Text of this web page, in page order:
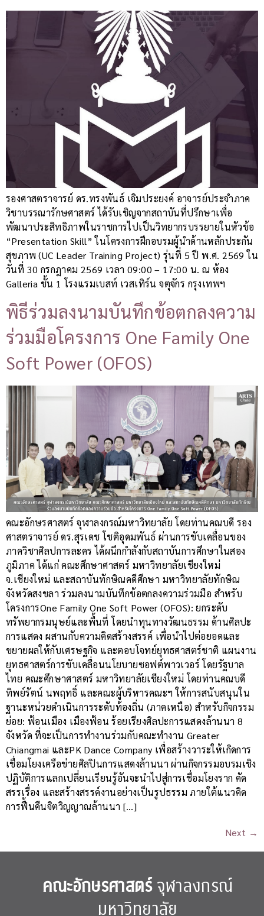
รองศาสตราจารย์ ดร.ทรงพันธ์ เจิมประยงค์ อาจารย์ประจำภาค
วิชาบรรณารักษศาสตร์ ได้รับเชิญจากสถาบันที่ปรึกษาเพื่อ
พัฒนาประสิทธิภาพในราชการไปเป็นวิทยากรบรรยายในหัวข้อ
“Presentation Skill” ในโครงการฝึกอบรมผู้นำด้านหลักประกัน
สุขภาพ (UC Leader Training Project) รุ่นที่ 5 ปี พ.ศ. 2569 ใน
วันที่ 30 กรกฎาคม 2569 เวลา 09:00 – 17:00 น. ณ ห้อง
Galleria ชั้น 1 โรงแรมเบสท์ เวสเทิร์น จตุจักร กรุงเทพฯ
พิธีร่วมลงนามบันทึกข้อตกลงความ
ร่วมมือโครงการ One Family One
Soft Power (OFOS)
คณะอักษรศาสตร์ จุฬาลงกรณ์มหาวิทยาลัย โดยท่านคณบดี รอง
ศาสตราจารย์ ดร.สุรเดช โชติอุดมพันธ์ ผ่านการขับเคลื่อนของ
ภาควิชาศิลปการละคร ได้ผนึกกำลังกับสถาบันการศึกษาในสอง
ภูมิภาค ได้แก่ คณะศึกษาศาสตร์ มหาวิทยาลัยเชียงใหม่
จ.เชียงใหม่ และสถาบันทักษิณคดีศึกษา มหาวิทยาลัยทักษิณ
จังหวัดสงขลา ร่วมลงนามบันทึกข้อตกลงความร่วมมือ สำหรับ
โครงการOne Family One Soft Power (OFOS): ยกระดับ
ทรัพยากรมนุษย์และพื้นที่ โดยนำทุนทางวัฒนธรรม ด้านศิลปะ
การแสดง ผสานกับความคิดสร้างสรรค์ เพื่อนำไปต่อยอดและ
ขยายผลให้กับเศรษฐกิจ และตอบโจทย์ยุทธศาสตร์ชาติ แผนงาน
ยุทธศาสตร์การขับเคลื่อนนโยบายซอฟต์พาวเวอร์ โดยรัฐบาล
ไทย คณะศึกษาศาสตร์ มหาวิทยาลัยเชียงใหม่ โดยท่านคณบดี
ทิพย์รัตน์ นพฤทธิ์ และคณะผู้บริหารคณะฯ ให้การสนับสนุนใน
ฐานะหน่วยดำเนินการระดับท้องถิ่น (ภาคเหนือ) สำหรับกิจกรรม
ย่อย: ฟ้อนเมือง เมืองฟ้อน ร้อยเรียงศิลปะการแสดงล้านนา 8
จังหวัด ที่จะเป็นการทำงานร่วมกับคณะทำงาน Greater
Chiangmai และPK Dance Company เพื่อสร้างวาระให้เกิดการ
เชื่อมโยงเครือข่ายศิลปินการแสดงล้านนา ผ่านกิจกรรมอบรมเชิง
ปฏิบัติการแลกเปลี่ยนเรียนรู้อันจะนำไปสู่การเชื่อมโยงราก คัด
สรรเรื่อง และสร้างสรรค์งานอย่างเป็นรูปธรรม ภายใต้แนวคิด
การฟื้นคืนจิตวิญญาณล้านนา […]
Next →
คณะอักษรศาสตร์จุฬาลงกรณ์
มหาวิทยาลัย